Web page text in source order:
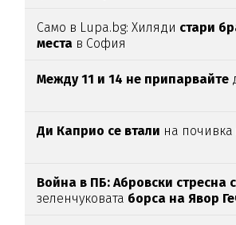
Само в Lupa.bg: Хиляди стари
места в София
Между 11 и 14 не припарвайте
Ди Каприо се втали на почивка
Война в ПБ: Абровски стресна
зеленчуковата борса на Явор